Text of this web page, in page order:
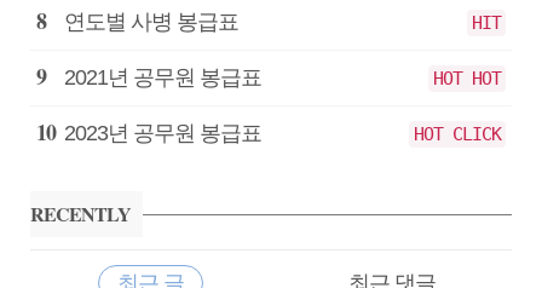
연도별 사병 봉급표 HIT
2021년 공무원 봉급표 HOT HOT
2023년 공무원 봉급표 HOT CLICK
RECENTLY